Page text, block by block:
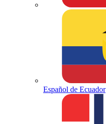
Español de Ecuador